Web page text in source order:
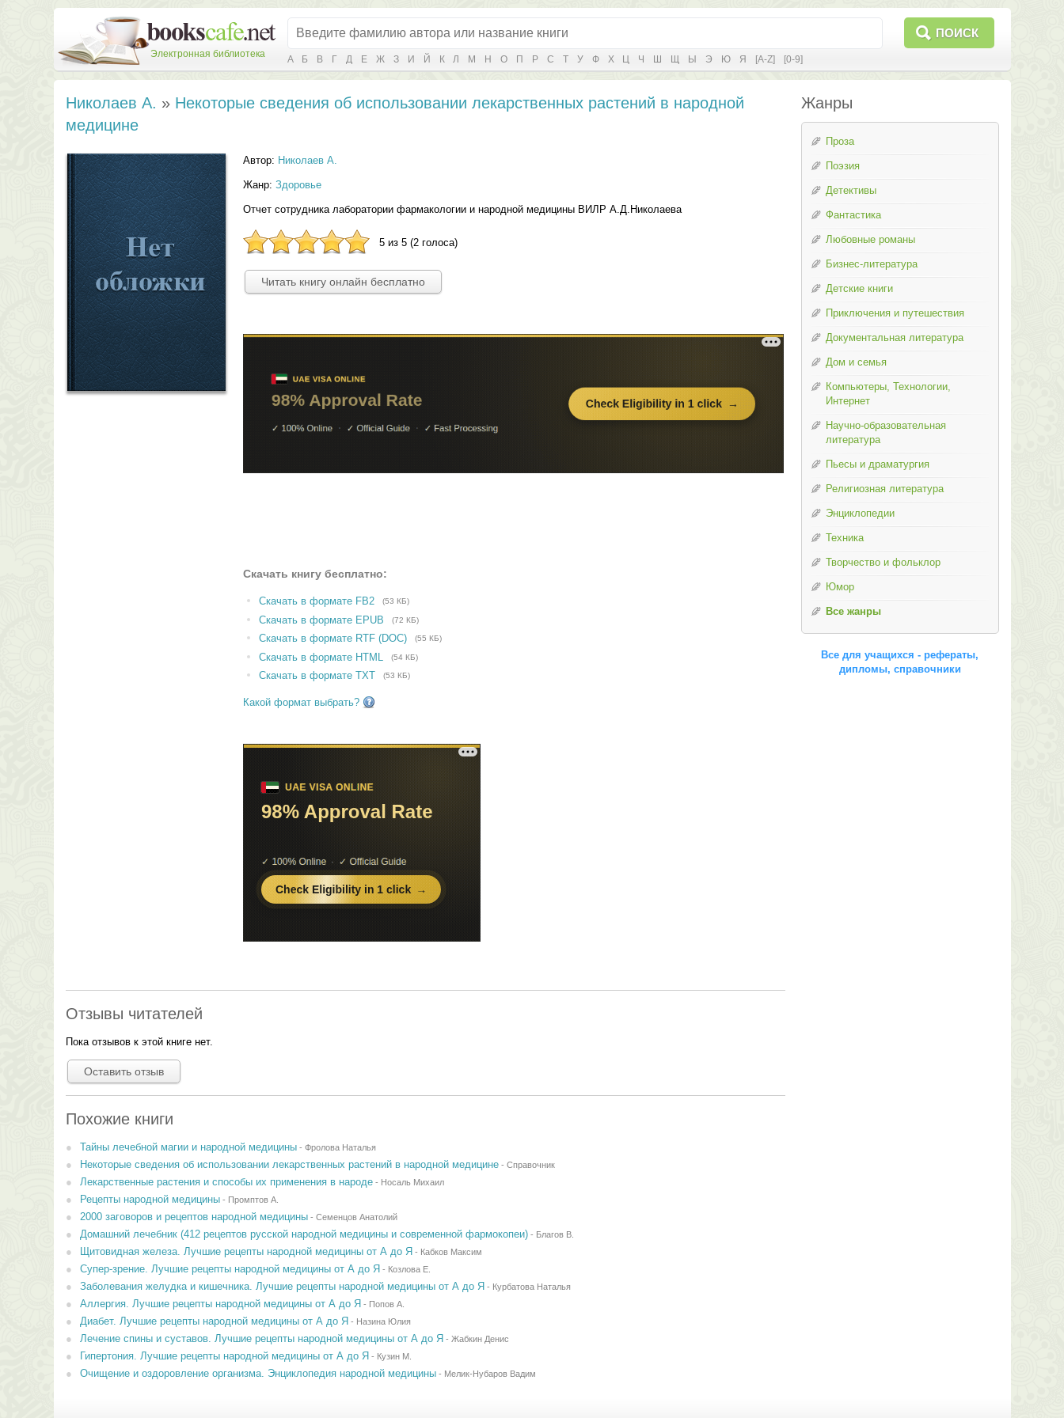
Электронная библиотека
ПОИСК
А Б В Г Д Е Ж З И Й К Л М Н О П Р С Т У Ф Х Ц Ч Ш Щ Ы Э Ю Я [A-Z] [0-9]
Николаев А. » Некоторые сведения об использовании лекарственных растений в народной
медицине
Автор: Николаев А.
Жанр: Здоровье
Отчет сотрудника лаборатории фармакологии и народной медицины ВИЛР А.Д.Николаева
5 из 5 (2 голоса)
Читать книгу онлайн бесплатно
Скачать книгу бесплатно:
Скачать в формате FB2 (53 КБ)
Скачать в формате EPUB (72 КБ)
Скачать в формате RTF (DOC) (55 КБ)
Скачать в формате HTML (54 КБ)
Скачать в формате TXT (53 КБ)
Какой формат выбрать?
Отзывы читателей
Пока отзывов к этой книге нет.
Оставить отзыв
Похожие книги
Тайны лечебной магии и народной медицины- Фролова Наталья
Некоторые сведения об использовании лекарственных растений в народной медицине- Справочник
Лекарственные растения и способы их применения в народе- Носаль Михаил
Рецепты народной медицины- Промптов А.
2000 заговоров и рецептов народной медицины- Семенцов Анатолий
Домашний лечебник (412 рецептов русской народной медицины и современной фармокопеи)- Благов В.
Щитовидная железа. Лучшие рецепты народной медицины от А до Я - Кабков Максим
Супер-зрение. Лучшие рецепты народной медицины от А до Я - Козлова Е.
Заболевания желудка и кишечника. Лучшие рецепты народной медицины от А до Я - Курбатова Наталья
Аллергия. Лучшие рецепты народной медицины от А до Я - Попов А.
Диабет. Лучшие рецепты народной медицины от А до Я - Назина Юлия
Лечение спины и суставов. Лучшие рецепты народной медицины от А до Я - Жабкин Денис
Гипертония. Лучшие рецепты народной медицины от А до Я - Кузин М.
Очищение и оздоровление организма. Энциклопедия народной медицины- Мелик-Нубаров Вадим
Жанры
Проза
Поэзия
Детективы
Фантастика
Любовные романы
Бизнес-литература
Детские книги
Приключения и путешествия
Документальная литература
Дом и семья
Компьютеры, Технологии,
Интернет
Научно-образовательная
литература
Пьесы и драматургия
Религиозная литература
Энциклопедии
Техника
Творчество и фольклор
Юмор
Все жанры
Все для учащихся - рефераты,
дипломы, справочники